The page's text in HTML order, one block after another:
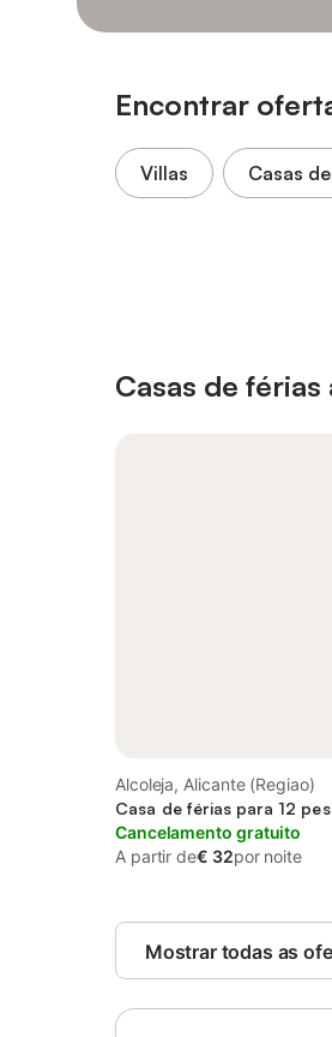
Encontrar
Villas Casas
Casas de
Alcoleja, Alicante (Regiao)
Casa de férias para 12
Cancelamento gratuito
A partir de€ 32por noite
Mostrar todas as